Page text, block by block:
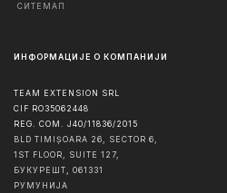
СИТЕМАП
ИНФОРМАЦИЈЕ О КОМПАНИЈИ
TEAM EXTENSION SRL
CIF RO35062448
REG. COM. J40/11836/2015
BLD TIMIȘOARA 26, SECTOR 6,
1ST FLOOR, SUITE 127,
БУКУРЕШТ
061331
РУМУНИЈА